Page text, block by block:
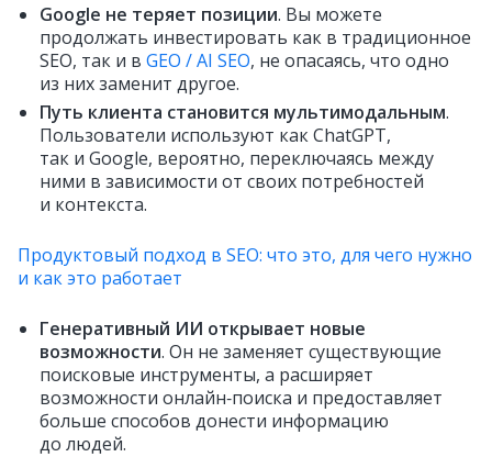
Google не теряет позиции. Вы можете
продолжать инвестировать как в традиционное
SEO, так и в GEO / AI SEO, не опасаясь, что одно
из них заменит другое.
Путь клиента становится мультимодальным.
Пользователи используют как ChatGPT,
так и Google, вероятно, переключаясь между
ними в зависимости от своих потребностей
и контекста.
Продуктовый подход в SEO: что это, для чего нужно
и как это работает
Генеративный ИИ открывает новые
возможности. Он не заменяет существующие
поисковые инструменты, а расширяет
возможности онлайн‑поиска и предоставляет
больше способов донести информацию
до людей.